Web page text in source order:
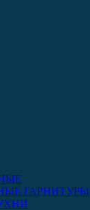
ГАРНИТУРЫ